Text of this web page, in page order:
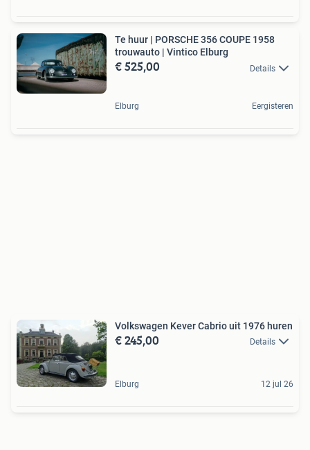
Te huur | PORSCHE 356 COUPE 1958
trouwauto | Vintico Elburg
€ 525,00 Details
Elburg Eergisteren
Volkswagen Kever Cabrio uit 1976 huren
€ 245,00 Details
Elburg 12 jul 26